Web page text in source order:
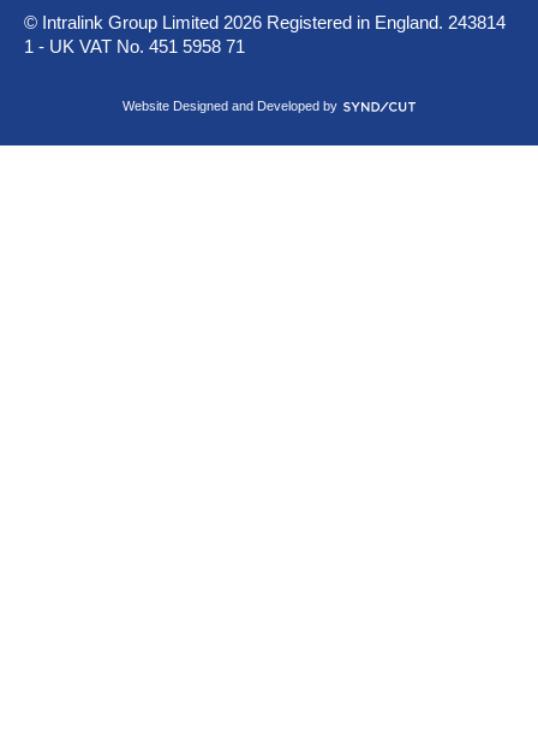
n
L
e
I
© Intralink Group Limited 2026 Registered in England. 243814
1 - UK VAT No. 451 5958 71
Website Designed and Developed by S
n